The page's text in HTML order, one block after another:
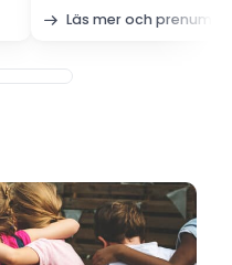
Läs mer och